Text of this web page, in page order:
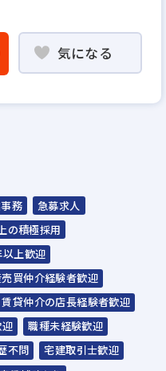
なる可能性がござ
間は、2週間～1ヶ
忘年表彰式
気になる
務
急募求人
の積極採用
上歓迎
買仲介経験者歓迎
賃貸仲介の店長経験者歓迎
迎
職種未経験歓迎
不問
宅建取引士歓迎